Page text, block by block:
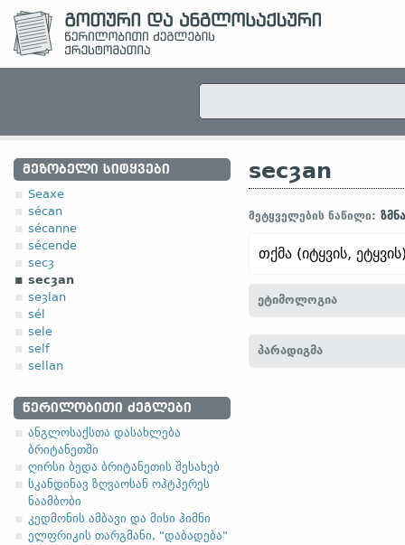
ᲛᲔᲖᲝᲑᲔᲚᲘ ᲡᲘᲢᲧᲕᲔᲑᲘ
Seaxe
sécan
sécanne
sécende
secȝ
secȝan
seȝlan
sél
sele
self
sellan
ᲬᲔᲠᲘᲚᲝᲑᲘᲗᲘ ᲫᲔᲒᲚᲔᲑᲘ
ანგლოსაქსთა დასახლება
ბრიტანეთში
ღირსი ბედა ბრიტანეთის შესახებ
სკანდინავ ზღვაოსან ოჰტჰერეს
ნაამბობი
კედმონის ამბავი და მისი ჰიმნი
ელფრიკის თარგმანი, "დაბადება"
secȝan
მეტყველების ნაწილი: ზმნა
თქმა (იტყვის,
ეტიმოლოგია
ჰოლ.zeggen;
პარადიგმა